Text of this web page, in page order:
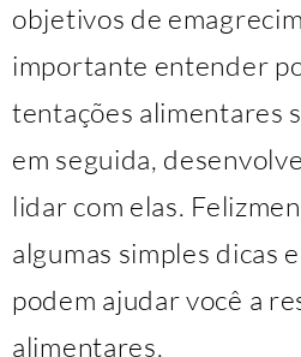
objetivos de
importante entender
tentações alimentares
em seguida,
lidar com elas.
algumas simples dicas
podem ajudar você a
alimentares.